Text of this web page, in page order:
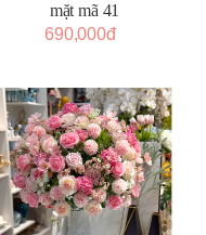
mặt mã 41
690,000đ